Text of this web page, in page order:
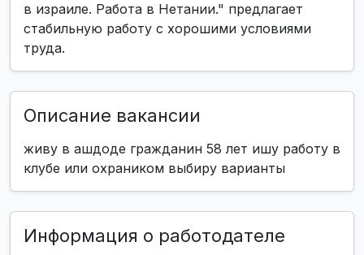
в израиле. Работа в Нетании." предлагает
стабильную работу с хорошими условиями
труда.
Описание вакансии
живу в ашдоде гражданин 58 лет ишу работу в
клубе или охраником выбиру варианты
Информация о работодателе